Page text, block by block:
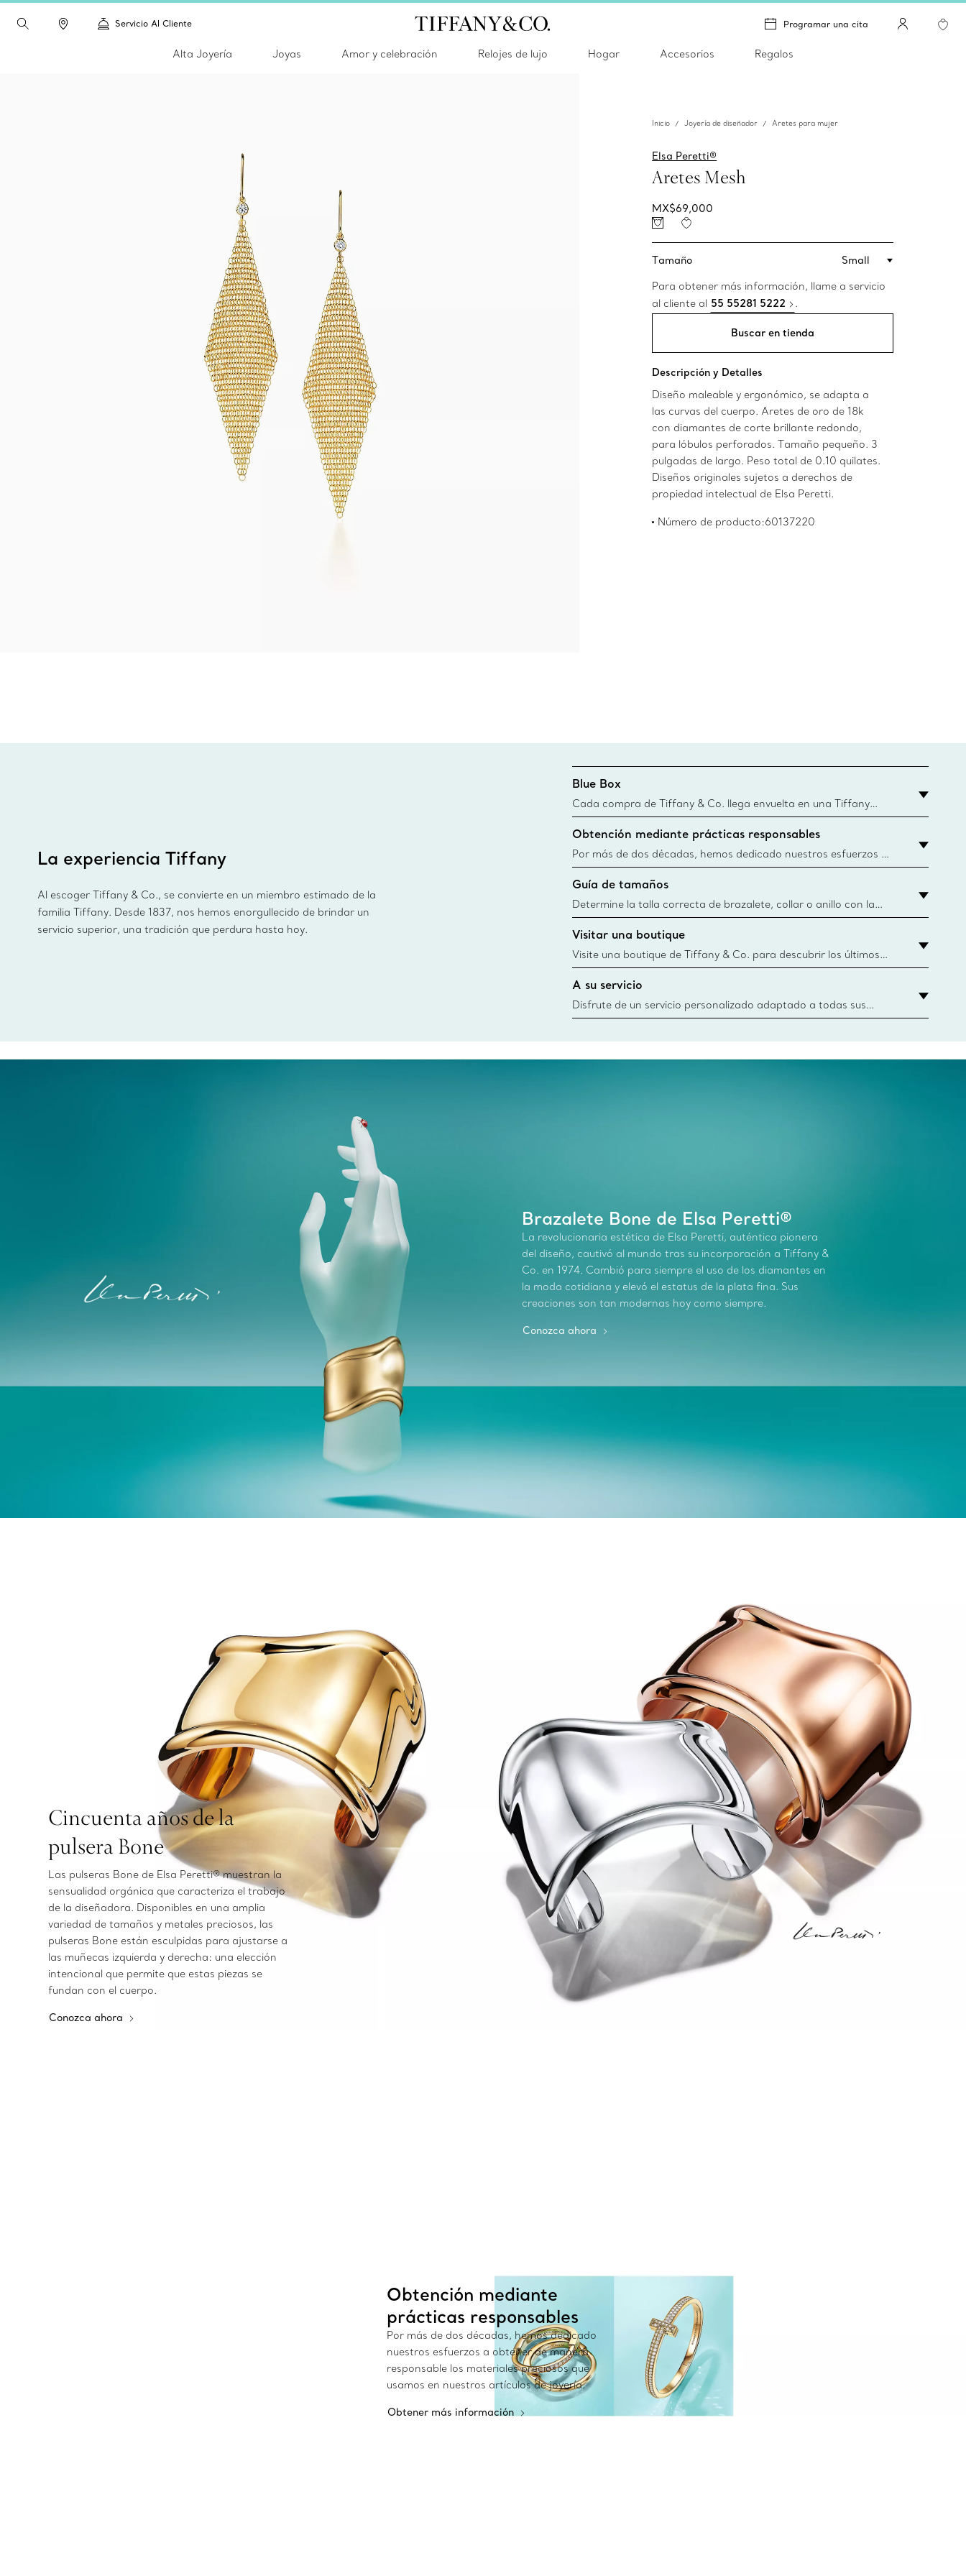
Servicio Al Cliente Programar una cita
Alta Joyería Joyas Amor y celebración Relojes de lujo Hogar Accesorios Regalos
Inicio Joyería de diseñador Aretes para mujer
Elsa Peretti®
Aretes Mesh
MX$69,000
Tamaño
Small
Para obtener más información, llame a servicio
al cliente al 55 55281 5222 .
Buscar en tienda
Descripción y Detalles
Diseño maleable y ergonómico, se adapta a
las curvas del cuerpo. Aretes de oro de 18k
con diamantes de corte brillante redondo,
para lóbulos perforados. Tamaño pequeño. 3
pulgadas de largo. Peso total de 0.10 quilates.
Diseños originales sujetos a derechos de
propiedad intelectual de Elsa Peretti.
Número de producto:60137220
La experiencia Tiffany
Al escoger Tiffany & Co., se convierte en un miembro estimado de la
familia Tiffany. Desde 1837, nos hemos enorgullecido de brindar un
servicio superior, una tradición que perdura hasta hoy.
Blue Box
Cada compra de Tiffany & Co. llega envuelta en una Tiffany
Blue Box. Aunque este famoso empaque data de 1886, hoy en
día todas las Blue Boxes y bolsas se fabrican con papel de
fuentes sostenibles y materiales reciclados. Obtener más
información
Obtención mediante prácticas responsables
Por más de dos décadas, hemos dedicado nuestros esfuerzos a
obtener de manera responsable los materiales preciosos que
usamos en nuestros artículos de joyería. Obtener más
información
Guía de tamaños
Determine la talla correcta de brazalete, collar o anillo con la
guía de tallas de Tiffany & Co.
{windo
Visitar una boutique
Visite una boutique de Tiffany & Co. para descubrir los últimos
diseños, creaciones icónicas y más. Encuentre su boutique más
cercana
A su servicio
Disfrute de un servicio personalizado adaptado a todas sus
necesidades por parte de los asesores de clientes de Tiffany &
Brazalete Bone de Elsa Peretti®
La revolucionaria estética de Elsa Peretti, auténtica pionera
del diseño, cautivó al mundo tras su incorporación a Tiffany &
Co. en 1974. Cambió para siempre el uso de los diamantes en
la moda cotidiana y elevó el estatus de la plata fina. Sus
creaciones son tan modernas hoy como siempre.
Conozca ahora
Cincuenta años de la
pulsera Bone
Las pulseras Bone de Elsa Peretti® muestran la
sensualidad orgánica que caracteriza el trabajo
de la diseñadora. Disponibles en una amplia
variedad de tamaños y metales preciosos, las
pulseras Bone están esculpidas para ajustarse a
las muñecas izquierda y derecha: una elección
intencional que permite que estas piezas se
fundan con el cuerpo.
Conozca ahora
Obtención mediante
prácticas responsables
Por más de dos décadas, hemos dedicado
nuestros esfuerzos a obtener de manera
responsable los materiales preciosos que
usamos en nuestros artículos de joyería.
Obtener más información